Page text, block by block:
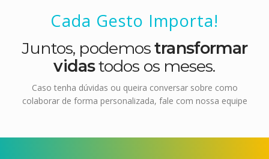
Cada Gesto Importa!
Juntos, podemostransformar
vidastodos os meses.
Caso tenha dúvidas ou queira conversar sobre como
colaborar de forma personalizada, fale com nossa equipe